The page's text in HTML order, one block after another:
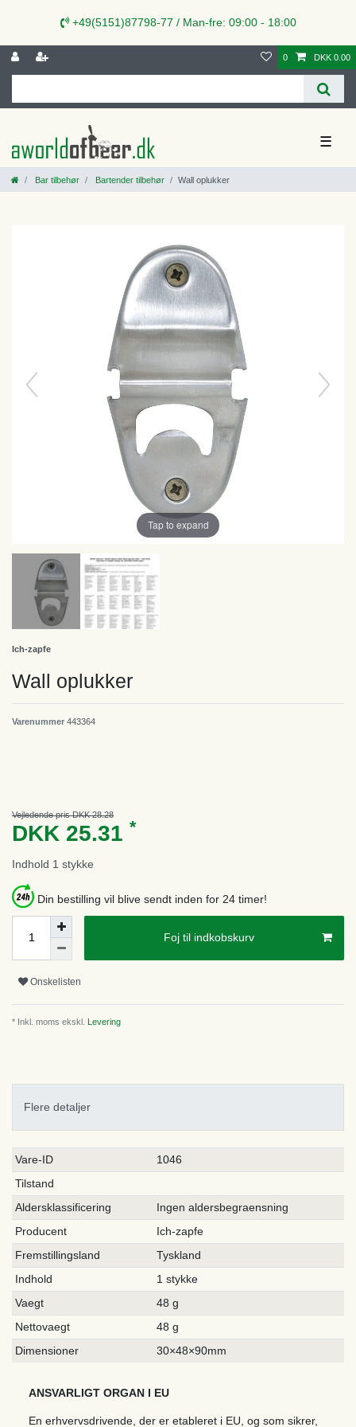
+49(5151)87798-77 / Man-fre: 09:00 - 18:00
0 DKK 0.00
☰
Bar tilbehør Bartender tilbehør Wall oplukker
Tap to expand
Ich-zapfe
Wall oplukker
Varenummer 443364
Vejledende pris DKK 28.28
DKK 25.31 *
Indhold 1 stykke
Din bestilling vil blive sendt inden for 24 timer!
Foj til indkobskurv
Onskelisten
* Inkl. moms ekskl. Levering
Flere detaljer
Ceres::Template.singleItemTechnicalDataAttribute
Ceres::Template.singleItemTechnicalDataValue
Vare-ID
1046
Tilstand
Aldersklassificering
Ingen aldersbegraensning
Producent
Ich-zapfe
Fremstillingsland
Tyskland
Indhold
1 stykke
Vaegt
48 g
Nettovaegt
48 g
Dimensioner
30×48×90mm
ANSVARLIGT ORGAN I EU
En erhvervsdrivende, der er etableret i EU, og som sikrer,